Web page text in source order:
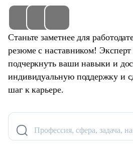
Станьте заметнее для
резюме с наставником!
подчеркнуть ваши навыки и
индивидуальную поддержку и
шаг к карьере.
Профессия, сфера,